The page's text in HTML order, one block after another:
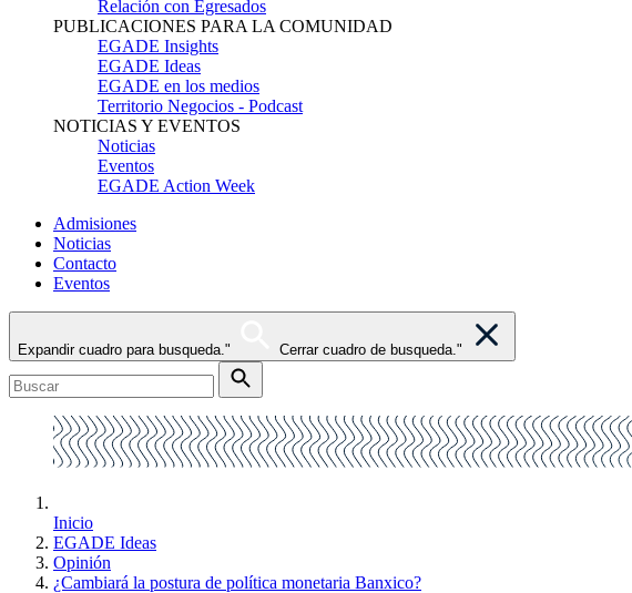
Relación con Egresados
PUBLICACIONES PARA LA COMUNIDAD
EGADE Insights
EGADE Ideas
EGADE en los medios
Territorio Negocios - Podcast
NOTICIAS Y EVENTOS
Noticias
Eventos
EGADE Action Week
Admisiones
Noticias
Contacto
Eventos
Expandir cuadro para busqueda." Cerrar cuadro de busqueda."
Inicio
EGADE Ideas
Opinión
¿Cambiará la postura de política monetaria Banxico?